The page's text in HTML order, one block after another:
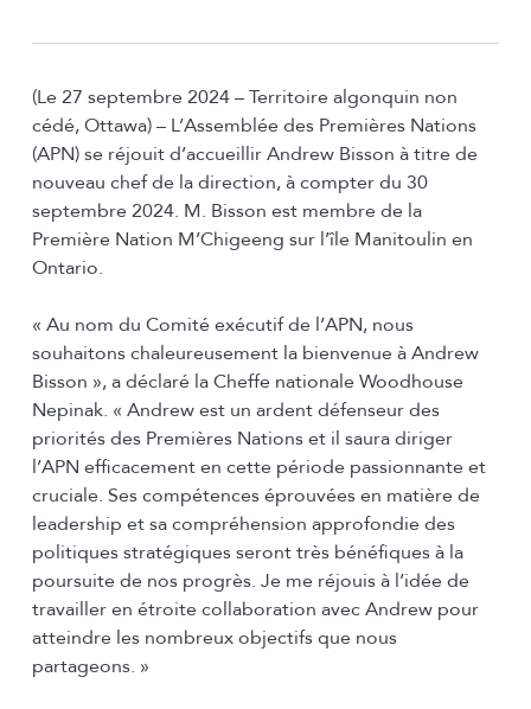
(Le 27 septembre 2024 – Territoire algonquin non
cédé, Ottawa) – L’Assemblée des Premières Nations
(APN) se réjouit d’accueillir Andrew Bisson à titre de
nouveau chef de la direction, à compter du 30
septembre 2024. M. Bisson est membre de la
Première Nation M’Chigeeng sur l’île Manitoulin en
Ontario.
« Au nom du Comité exécutif de l’APN, nous
souhaitons chaleureusement la bienvenue à Andrew
Bisson », a déclaré la Cheffe nationale Woodhouse
Nepinak. « Andrew est un ardent défenseur des
priorités des Premières Nations et il saura diriger
l’APN efficacement en cette période passionnante et
cruciale. Ses compétences éprouvées en matière de
leadership et sa compréhension approfondie des
politiques stratégiques seront très bénéfiques à la
poursuite de nos progrès. Je me réjouis à l’idée de
travailler en étroite collaboration avec Andrew pour
atteindre les nombreux objectifs que nous
partageons. »